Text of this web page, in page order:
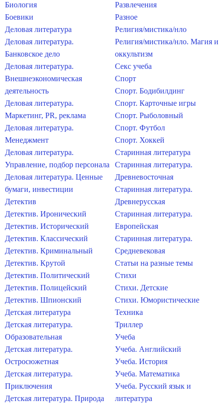
Биология
Боевики
Деловая литература
Деловая литература.
Банковское дело
Деловая литература.
Внешнеэкономическая
деятельность
Деловая литература.
Маркетинг, PR, реклама
Деловая литература.
Менеджмент
Деловая литература.
Управление, подбор персонала
Деловая литература. Ценные
бумаги, инвестиции
Детектив
Детектив. Иронический
Детектив. Исторический
Детектив. Классический
Детектив. Криминальный
Детектив. Крутой
Детектив. Политический
Детектив. Полицейский
Детектив. Шпионский
Детская литература
Детская литература.
Образовательная
Детская литература.
Остросюжетная
Детская литература.
Приключения
Детская литература. Природа
Развлечения
Разное
Религия/мистика/нло
Религия/мистика/нло. Магия и
оккультизм
Секс учеба
Спорт
Спорт. Бодибилдинг
Спорт. Карточные игры
Спорт. Рыболовный
Спорт. Футбол
Спорт. Хоккей
Старинная литература
Старинная литература.
Древневосточная
Старинная литература.
Древнерусская
Старинная литература.
Европейская
Старинная литература.
Средневековая
Статьи на разные темы
Стихи
Стихи. Детские
Стихи. Юмористические
Техника
Триллер
Учеба
Учеба. Английский
Учеба. История
Учеба. Математика
Учеба. Русский язык и
литература